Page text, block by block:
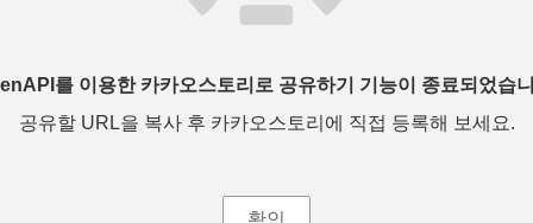
를 이용한 카카오스토리로 공유하기 기능이 종료되었습
공유할 URL을 복사 후 카카오스토리에 직접 등록해 보세요.
확인